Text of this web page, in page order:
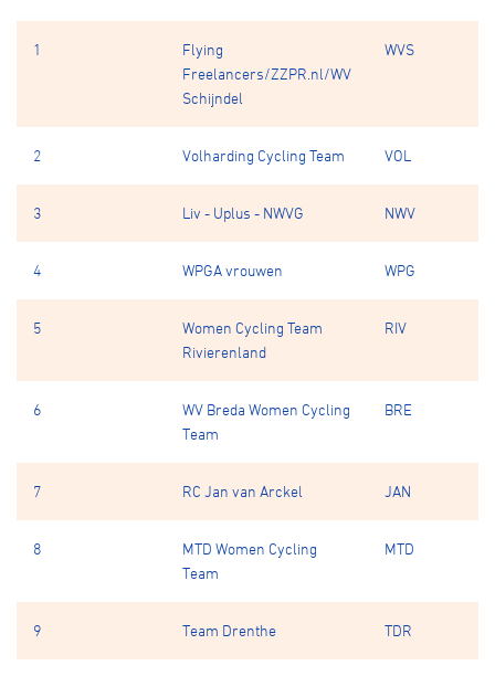
1
Flying
Freelancers/ZZPR.nl/WV
Schijndel
WVS
2 Volharding Cycling Team VOL
3 Liv - Uplus - NWVG NWV
4 WPGA vrouwen WPG
5
Women Cycling Team
Rivierenland
RIV
6
WV Breda Women Cycling
Team
BRE
7 RC Jan van Arckel JAN
8
MTD Women Cycling
Team
MTD
9 Team Drenthe TDR